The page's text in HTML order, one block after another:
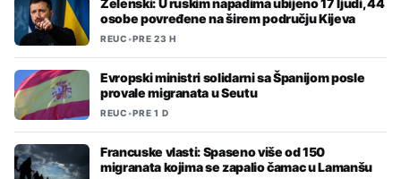
Zelenski: U ruskim napadima ubijeno 17 ljudi, 44
osobe povređene na širem području Kijeva
REUC•PRE 23 H
Evropski ministri solidarni sa Španijom posle
provale migranata u Seutu
REUC•PRE 1 D
Francuske vlasti: Spaseno više od 150
migranata kojima se zapalio čamac u Lamanšu